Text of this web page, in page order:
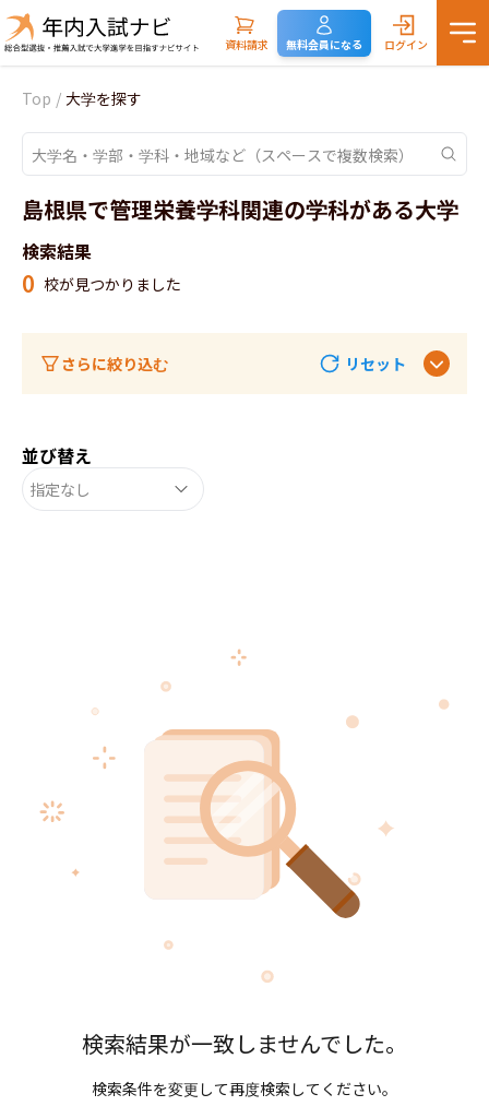
資料請求 無料会員になる ログイン
Top / 大学を探す
島根県で管理栄養学科関連の学科がある大学
検索結果
0 校が見つかりました
さらに絞り込む リセット
並び替え
指定なし
検索結果が一致しませんでした。
検索条件を変更して再度検索してください。